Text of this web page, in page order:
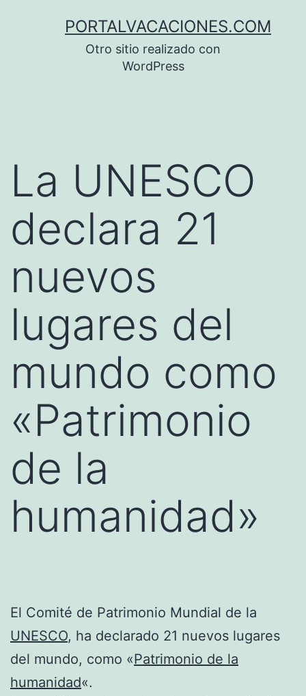
PORTALVACACIONES.COM
Otro sitio realizado con
WordPress
La UNESCO
declara 21
nuevos
lugares del
mundo como
«Patrimonio
de la
humanidad»
El Comité de Patrimonio Mundial de la
UNESCO, ha declarado 21 nuevos lugares
del mundo, como «Patrimonio de la
humanidad«.